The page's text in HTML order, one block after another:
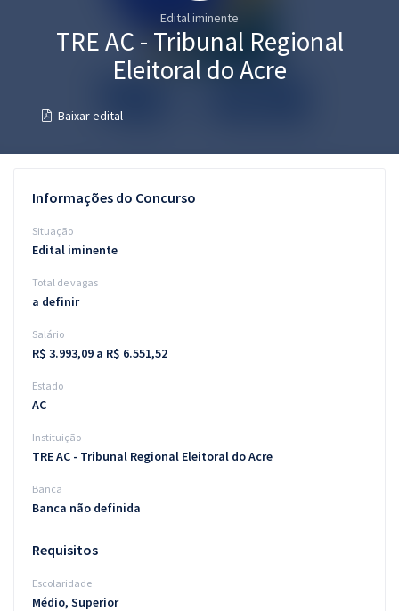
Questões grátis
Conteúdo gratuito
Aprovados
Atendimento
Edital iminente
TRE AC - Tribunal Regional
Eleitoral do Acre
Baixar edital
Informações do Concurso
Situação
Edital iminente
Total de vagas
a definir
Salário
R$ 3.993,09 a R$ 6.551,52
Estado
AC
Instituição
TRE AC - Tribunal Regional Eleitoral do Acre
Banca
Banca não definida
Requisitos
Escolaridade
Médio, Superior